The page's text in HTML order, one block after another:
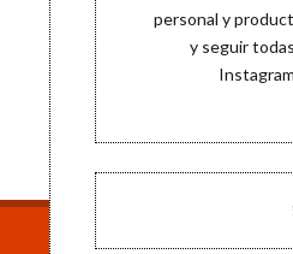
personal y
y seguir
Instagram